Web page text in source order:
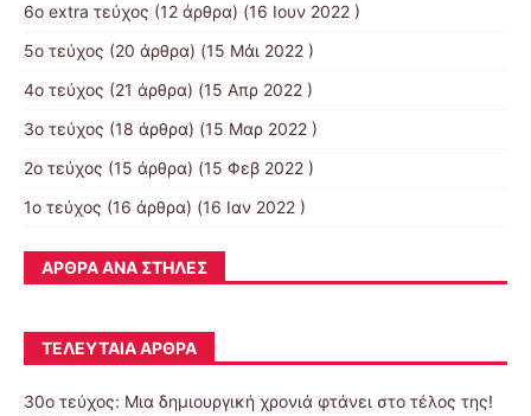
6ο extra τεύχος (12 άρθρα) (16 Ιουν 2022 )
5ο τεύχος (20 άρθρα) (15 Μάι 2022 )
4ο τεύχος (21 άρθρα) (15 Απρ 2022 )
3ο τεύχος (18 άρθρα) (15 Μαρ 2022 )
2ο τεύχος (15 άρθρα) (15 Φεβ 2022 )
1ο τεύχος (16 άρθρα) (16 Ιαν 2022 )
ΆΡΘΡΑ ΑΝΆ ΣΤΉΛΕΣ
ΤΕΛΕΥΤΑΊΑ ΆΡΘΡΑ
30o τεύχος: Μια δημιουργική χρονιά φτάνει στο τέλος της!